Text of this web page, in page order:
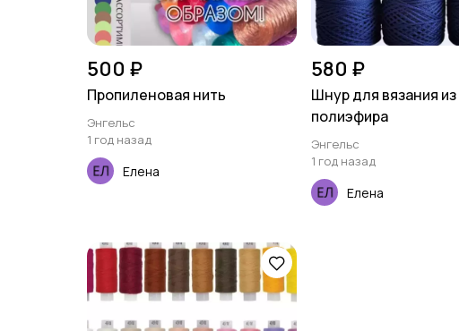
500 ₽
Пропиленовая нить
Энгельс
1 год назад
Елена
580 ₽
Шнур для вязания из
полиэфира
Энгельс
1 год назад
Елена